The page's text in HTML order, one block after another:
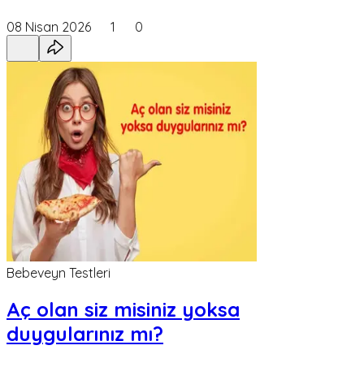
08 Nisan 2026 1 0
Bebeveyn Testleri
Aç olan siz misiniz yoksa
duygularınız mı?